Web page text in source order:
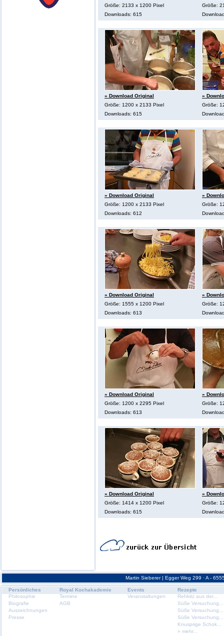
Größe: 2133 x 1200 Pixel
Downloads: 615
Größe:
» Download Original
Größe: 1200 x 2133 Pixel
Downloads: 615
»
Größe:
» Download Original
Größe: 1200 x 2133 Pixel
Downloads: 612
»
Größe:
» Download Original
Größe: 1555 x 1200 Pixel
Downloads: 613
»
Größe:
» Download Original
Größe: 1200 x 2295 Pixel
Downloads: 613
»
Größe:
» Download Original
Größe: 1414 x 1200 Pixel
Downloads: 615
»
Größe:
Martin Sieberer | Egger Weg 299 · A -
Persönliches
Philosophie
Biografie
Auszeichnungen
Presse
Royal Kochakademie
Termine
AGB
Events
Veranstaltungen
Rezepte
Rehkitz aus der...
Süße Versuchung...
Süße Versuchung...
Süße Versuchung...
Knusprige Schok...
» mehr...